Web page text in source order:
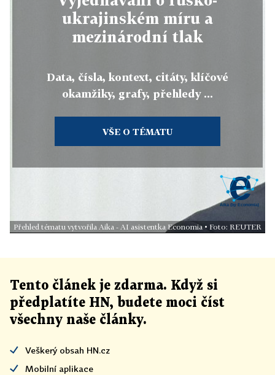
ukrajinském míru a
mezinárodní tlak
Data, čísla, kontext, citáty, klíčové
okamžiky, grafy, přehledy ...
VŠE O TÉMATU
Přehled tématu vytvořila Aika - AI asistentka Economia • Foto: REUTER
Tento článek je zdarma. Když si
předplatíte HN, budete moci číst
všechny naše články.
Veškerý obsah HN.cz
Mobilní aplikace